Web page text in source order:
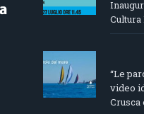
Cultura
“Le
video
Crusca